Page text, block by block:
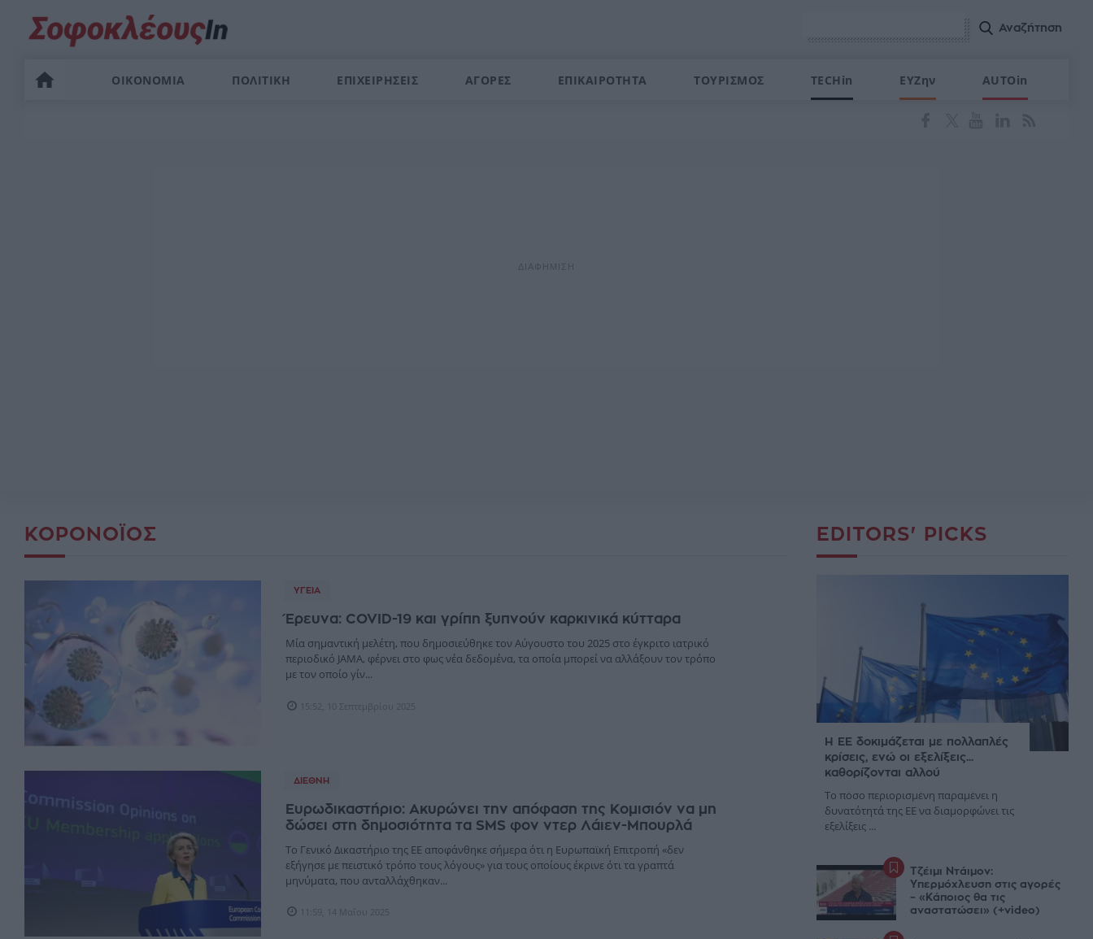
ΟΙΚΟΝΟΜΙΑ ΠΟΛΙΤΙΚΗ ΕΠΙΧΕΙΡΗΣΕΙΣ ΑΓΟΡΕΣ ΕΠΙΚΑΙΡΟΤΗΤΑ ΤΟΥΡΙΣΜΟΣ TECHin ΕΥΖην AUTOin
ΚΟΡΟΝOΪΌΣ
ΥΓΕΊΑ
Έρευνα: COVID-19 και γρίπη ξυπνούν καρκινικά κύτταρα
Μία σημαντική μελέτη, που δημοσιεύθηκε τον Αύγουστο του 2025 στο έγκριτο ιατρικό
περιοδικό JAMA, φέρνει στο φως νέα δεδομένα, τα οποία μπορεί να αλλάξουν τον τρόπο
με τον οποίο γίν...
15:52, 10 Σεπτεμβρίου 2025
ΔΙΕΘΝΉ
Ευρωδικαστήριο: Ακυρώνει την απόφαση της Κομισιόν να μη
δώσει στη δημοσιότητα τα SMS φον ντερ Λάιεν-Μπουρλά
Το Γενικό Δικαστήριο της ΕΕ αποφάνθηκε σήμερα ότι η Ευρωπαϊκή Επιτροπή «δεν
εξήγησε με πειστικό τρόπο τους λόγους» για τους οποίους έκρινε ότι τα γραπτά
μηνύματα, που ανταλλάχθηκαν...
11:59, 14 Μαΐου 2025
EDITORS' PICKS
Η ΕΕ δοκιμάζεται με πολλαπλές
κρίσεις, ενώ οι εξελίξεις...
καθορίζονται αλλού
Το πόσο περιορισμένη παραμένει η
δυνατότητά της ΕΕ να διαμορφώνει τις
εξελίξεις ...
Τζέιμι Ντάιμον:
Υπερμόχλευση στις αγορές
– «Κάποιος θα τις
αναστατώσει» (+video)